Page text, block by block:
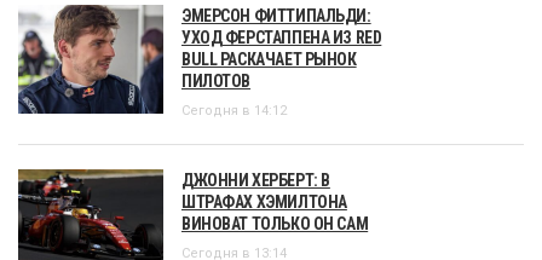
ЭМЕРСОН ФИТТИПАЛЬДИ:
УХОД ФЕРСТАППЕНА ИЗ RED
BULL РАСКАЧАЕТ РЫНОК
ПИЛОТОВ
Сегодня в 14:12
ДЖОННИ ХЕРБЕРТ: В
ШТРАФАХ ХЭМИЛТОНА
ВИНОВАТ ТОЛЬКО ОН САМ
Сегодня в 13:14